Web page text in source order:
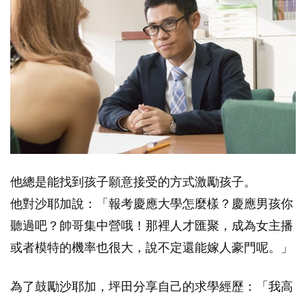
他總是能找到孩子願意接受的方式激勵孩子。
他對沙耶加說：「報考慶應大學怎麼樣？慶應男孩你
聽過吧？帥哥集中營哦！那裡人才匯聚，成為女主播
或者模特的機率也很大，說不定還能嫁人豪門呢。」
為了鼓勵沙耶加，坪田分享自己的求學經歷：「我高